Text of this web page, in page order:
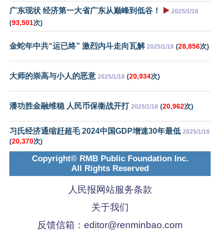
广东现状 经济第一大省广东从巅峰到低谷！ ▶️ 2025/1/18
(93,501次)
金蛇年中共“运已终” 激烈内斗走向瓦解 2025/1/18 (28,856次)
大师的崇高与小人的恶意 2025/1/18 (20,934次)
潘功胜金融维稳 人民币保衞战开打 2025/1/18 (20,962次)
习氏经济通缩赶超毛 2024中国GDP增速30年最低 2025/1/18
(20,370次)
Copyright© RMB Public Foundation Inc.
All Rights Reserved
人民报网站服务条款
关于我们
反馈信箱： editor@renminbao.com